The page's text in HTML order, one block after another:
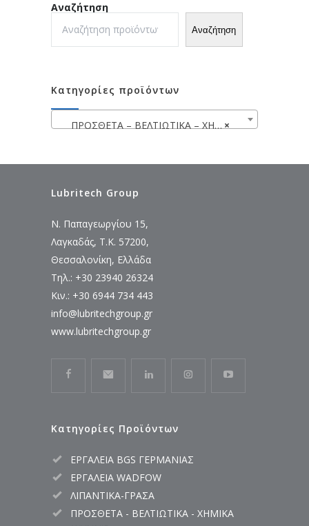
Αναζήτηση
Αναζήτηση
Κατηγορίες προϊόντων
×
ΠΡΟΣΘΕΤΑ – ΒΕΛΤΙΩΤΙΚΑ – ΧΗΜΙΚΑ WYNN’S
Lubritech Group
Ν. Παπαγεωργίου 15,
Λαγκαδάς, Τ.Κ. 57200,
Θεσσαλονίκη, Ελλάδα
Τηλ.: +30 23940 26324
Κιν.: +30 6944 734 443
info@lubritechgroup.gr
www.lubritechgroup.gr
Κατηγορίες Προϊόντων
ΕΡΓΑΛΕΙΑ BGS ΓΕΡΜΑΝΙΑΣ
ΕΡΓΑΛΕΙΑ WADFOW
ΛΙΠΑΝΤΙΚΑ-ΓΡΑΣΑ
ΠΡΟΣΘΕΤΑ - ΒΕΛΤΙΩΤΙΚΑ - ΧΗΜΙΚΑ